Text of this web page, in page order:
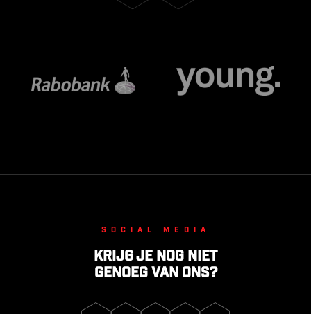
Social media
Krijg je nog niet
genoeg van ons?